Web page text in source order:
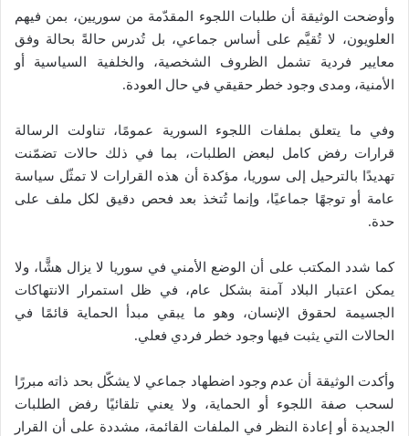
وأوضحت الوثيقة أن طلبات اللجوء المقدّمة من سوريين، بمن فيهم
العلويون، لا تُقيَّم على أساس جماعي، بل تُدرس حالةً بحالة وفق
معايير فردية تشمل الظروف الشخصية، والخلفية السياسية أو
الأمنية، ومدى وجود خطر حقيقي في حال العودة.
وفي ما يتعلق بملفات اللجوء السورية عمومًا، تناولت الرسالة
قرارات رفض كامل لبعض الطلبات، بما في ذلك حالات تضمّنت
تهديدًا بالترحيل إلى سوريا، مؤكدة أن هذه القرارات لا تمثّل سياسة
عامة أو توجهًا جماعيًا، وإنما تُتخذ بعد فحص دقيق لكل ملف على
حدة.
كما شدد المكتب على أن الوضع الأمني في سوريا لا يزال هشًّا، ولا
يمكن اعتبار البلاد آمنة بشكل عام، في ظل استمرار الانتهاكات
الجسيمة لحقوق الإنسان، وهو ما يبقي مبدأ الحماية قائمًا في
الحالات التي يثبت فيها وجود خطر فردي فعلي.
وأكدت الوثيقة أن عدم وجود اضطهاد جماعي لا يشكّل بحد ذاته مبررًا
لسحب صفة اللجوء أو الحماية، ولا يعني تلقائيًا رفض الطلبات
الجديدة أو إعادة النظر في الملفات القائمة، مشددة على أن القرار